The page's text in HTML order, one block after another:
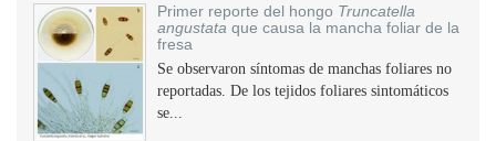
Primer reporte del hongo Truncatella
angustata que causa la mancha foliar de la
fresa
Se observaron síntomas de manchas foliares no
reportadas. De los tejidos foliares sintomáticos
se...